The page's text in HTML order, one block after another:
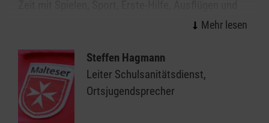
vielen anderen Aktionen und haben dabei eine
Fahrten wie dem Pfingstlager und der Ameland-
Herbstferienfreizeit. Wenn du Zeit und Lust hast,
komm doch vorbei und mach mit! Wir freuen uns auf
deinen Besuch!
Steffen Hagmann
Leiter Schulsanitätsdienst,
Ortsjugendsprecher